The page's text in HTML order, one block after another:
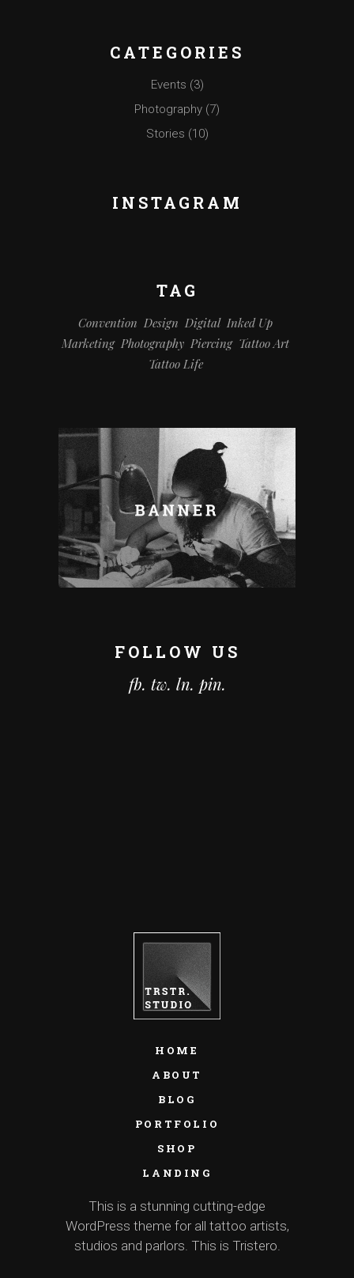
CATEGORIES
Events (3)
Photography (7)
Stories (10)
INSTAGRAM
TAG
Convention Design Digital Inked Up
Marketing Photography Piercing Tattoo Art
Tattoo Life
FOLLOW US
fb. tw. ln. pin.
HOME
ABOUT
BLOG
PORTFOLIO
SHOP
LANDING
This is a stunning cutting-edge
WordPress theme for all tattoo artists,
studios and parlors. This is Tristero.